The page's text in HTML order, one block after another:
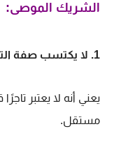
الشريك الموصى:
1. لا يكتسب صفة
يعني أنه لا يعتبر
مستقل.